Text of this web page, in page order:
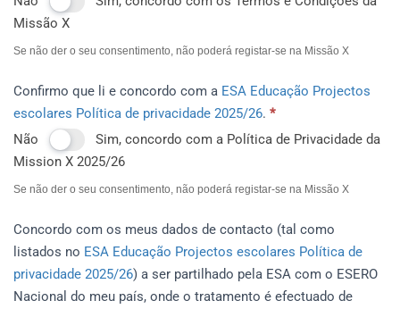
Missão X
Se não der o seu consentimento, não poderá registar-se na Missão X
Confirmo que li e concordo com a ESA Educação Projectos
escolares Política de privacidade 2025/26. *
Não
Sim, concordo com a Política de Privacidade da
Mission X 2025/26
Se não der o seu consentimento, não poderá registar-se na Missão X
Concordo com os meus dados de contacto (tal como
listados no ESA Educação Projectos escolares Política de
privacidade 2025/26) a ser partilhado pela ESA com o ESERO
Nacional do meu país, onde o tratamento é efectuado de